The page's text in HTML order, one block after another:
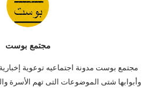
مجتمع بوست
مجتمع بوست مدونة اجتماعيه توعوية
وأبوابها شتى الموضوعات التى تهم الأسرة